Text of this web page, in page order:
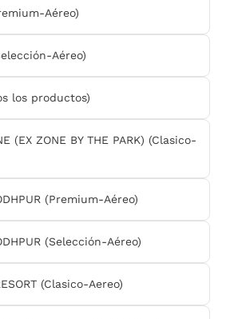
Aéreo)
Aéreo)
los productos)
(EX ZONE BY THE PARK) (Clasico-
(Premium-Aéreo)
(Selección-Aéreo)
(Clasico-Aereo)